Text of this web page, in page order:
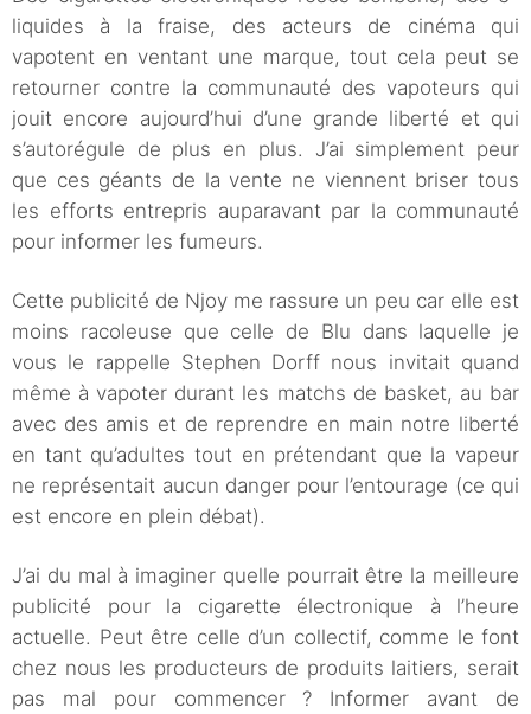
liquides à la fraise, des acteurs de cinéma qui
vapotent en ventant une marque, tout cela peut se
retourner contre la communauté des vapoteurs qui
jouit encore aujourd’hui d’une grande liberté et qui
s’autorégule de plus en plus. J’ai simplement peur
que ces géants de la vente ne viennent briser tous
les efforts entrepris auparavant par la communauté
pour informer les fumeurs.
Cette publicité de Njoy me rassure un peu car elle est
moins racoleuse que celle de Blu dans laquelle je
vous le rappelle Stephen Dorff nous invitait quand
même à vapoter durant les matchs de basket, au bar
avec des amis et de reprendre en main notre liberté
en tant qu’adultes tout en prétendant que la vapeur
ne représentait aucun danger pour l’entourage (ce qui
est encore en plein débat).
J’ai du mal à imaginer quelle pourrait être la meilleure
publicité pour la cigarette électronique à l’heure
actuelle. Peut être celle d’un collectif, comme le font
chez nous les producteurs de produits laitiers, serait
pas mal pour commencer ? Informer avant de